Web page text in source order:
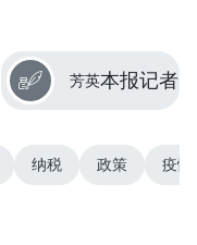
芳英本报记者
纳税 政策 疫情